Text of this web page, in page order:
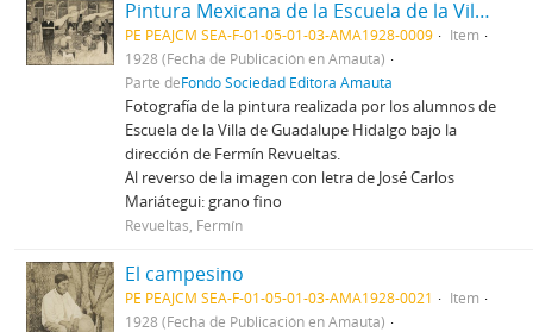
Pintura Mexicana de la Escuela de la Villa de Guadalupe Hidalgo (II)
PE PEAJCM SEA-F-01-05-01-03-AMA1928-0009
Item
1928 (Fecha de Publicación en Amauta)
Parte deFondo Sociedad Editora Amauta
Fotografía de la pintura realizada por los alumnos de
Escuela de la Villa de Guadalupe Hidalgo bajo la
dirección de Fermín Revueltas.
Al reverso de la imagen con letra de José Carlos
Mariátegui: grano fino
Revueltas, Fermín
El campesino
PE PEAJCM SEA-F-01-05-01-03-AMA1928-0021
Item
1928 (Fecha de Publicación en Amauta)